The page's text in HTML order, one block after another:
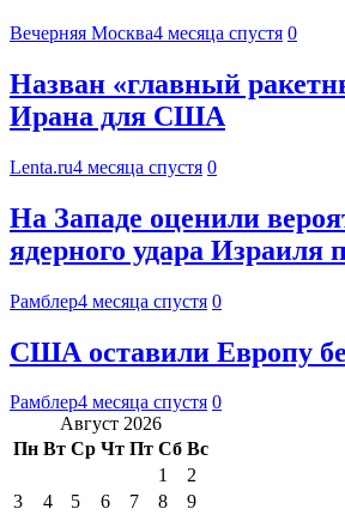
Вечерняя Москва4 месяца спустя 0
Назван «главный
Ирана для США
Lenta.ru4 месяца спустя 0
На Западе оценили
ядерного удара Израиля
Рамблер4 месяца спустя 0
США оставили Европу
Рамблер4 месяца спустя 0
Август 2026
Пн Вт Ср Чт Пт Сб Вс
1
2
3
4 5 6 7 8
9